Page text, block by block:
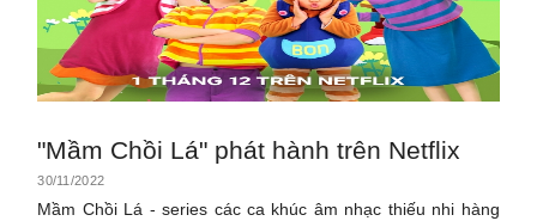
"Mầm Chồi Lá" phát hành trên Netflix
30/11/2022
Mầm Chồi Lá - series các ca khúc âm nhạc thiếu nhi hàng